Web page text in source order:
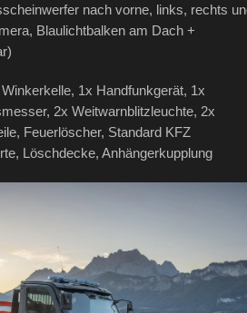
nach vorne, links, rechts
Blaulichtbalken am Dach +
1x Handfunkgerät, 1x
2x Weitwarnblitzleuchte, 2x
Feuerlöscher, Standard KFZ
Löschdecke, Anhängerkupplung